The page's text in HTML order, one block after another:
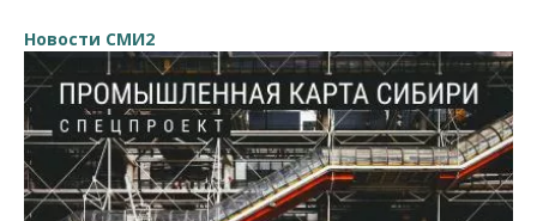
Новости СМИ2